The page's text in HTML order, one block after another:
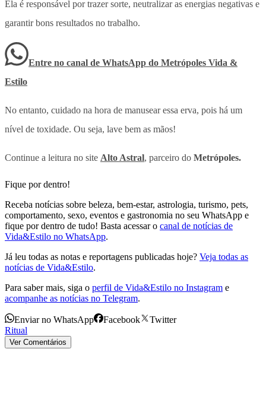
Ela é responsável por trazer sorte, neutralizar as energias negativas e
garantir bons resultados no trabalho.
Entre no canal de WhatsApp do Metrópoles Vida &
Estilo
No entanto, cuidado na hora de manusear essa erva, pois há um
nível de toxidade. Ou seja, lave bem as mãos!
Continue a leitura no site Alto Astral, parceiro do Metrópoles.
Fique por dentro!
Receba notícias sobre beleza, bem-estar, astrologia, turismo, pets,
comportamento, sexo, eventos e gastronomia no seu WhatsApp e
fique por dentro de tudo! Basta acessar o canal de notícias de
Vida&Estilo no WhatsApp.
Já leu todas as notas e reportagens publicadas hoje? Veja todas as
notícias de Vida&Estilo.
Para saber mais, siga o perfil de Vida&Estilo no Instagram e
acompanhe as notícias no Telegram.
Enviar no WhatsApp Facebook
Twitter
Ritual
Ver Comentários